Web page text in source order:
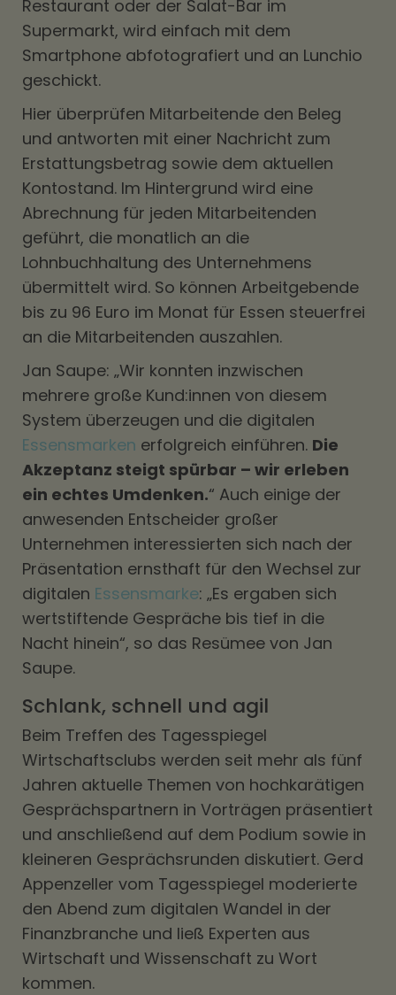
Restaurant oder der Salat-Bar im
Supermarkt, wird einfach mit dem
Smartphone abfotografiert und an Lunchio
geschickt.
Hier überprüfen Mitarbeitende den Beleg
und antworten mit einer Nachricht zum
Erstattungsbetrag sowie dem aktuellen
Kontostand. Im Hintergrund wird eine
Abrechnung für jeden Mitarbeitenden
geführt, die monatlich an die
Lohnbuchhaltung des Unternehmens
übermittelt wird. So können Arbeitgebende
bis zu 96 Euro im Monat für Essen steuerfrei
an die Mitarbeitenden auszahlen.
Jan Saupe: „Wir konnten inzwischen
mehrere große Kund:innen von diesem
System überzeugen und die digitalen
Essensmarken erfolgreich einführen. Die
Akzeptanz steigt spürbar – wir erleben
ein echtes Umdenken.“ Auch einige der
anwesenden Entscheider großer
Unternehmen interessierten sich nach der
Präsentation ernsthaft für den Wechsel zur
digitalen Essensmarke: „Es ergaben sich
wertstiftende Gespräche bis tief in die
Nacht hinein“, so das Resümee von Jan
Saupe.
Schlank, schnell und agil
Beim Treffen des Tagesspiegel
Wirtschaftsclubs werden seit mehr als fünf
Jahren aktuelle Themen von hochkarätigen
Gesprächspartnern in Vorträgen präsentiert
und anschließend auf dem Podium sowie in
kleineren Gesprächsrunden diskutiert. Gerd
Appenzeller vom Tagesspiegel moderierte
den Abend zum digitalen Wandel in der
Finanzbranche und ließ Experten aus
Wirtschaft und Wissenschaft zu Wort
kommen.